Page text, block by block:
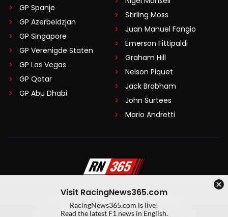
GP Spanje
GP Azerbeidzjan
GP Singapore
GP Verenigde Staten
GP Las Vegas
GP Qatar
GP Abu Dhabi
Stirling Moss
Juan Manuel Fangio
Emerson Fittipaldi
Graham Hill
Nelson Piquet
Jack Brabham
John Surtees
Mario Andretti
Algemene voorwaarden
Privacy Policy
Created by On Your Marks
Visit RacingNews365.com
RacingNews365.com is live!
Read the latest F1 news in English.